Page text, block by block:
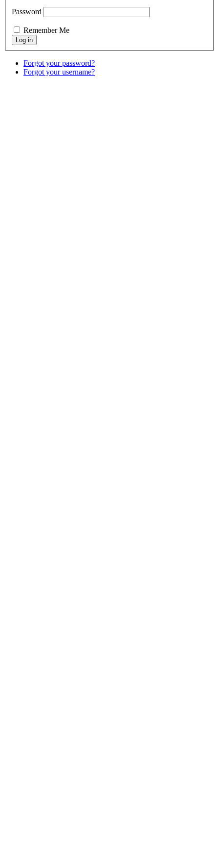
Password
Remember Me
Forgot your password?
Forgot your username?